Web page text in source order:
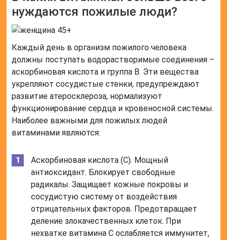
нуждаются пожилые люди?
Каждый день в организм пожилого человека
должны поступать водорастворимые соединения –
аскорбиновая кислота и группа B. Эти вещества
укрепляют сосудистые стенки, предупреждают
развитие атеросклероза, нормализуют
функционирование сердца и кровеносной системы.
Наиболее важными для пожилых людей
витаминами являются:
Аскорбиновая кислота (C). Мощный
антиоксидант. Блокирует свободные
радикалы. Защищает кожные покровы и
сосудистую систему от воздействия
отрицательных факторов. Предотвращает
деление злокачественных клеток. При
нехватке витамина C ослабляется иммунитет,